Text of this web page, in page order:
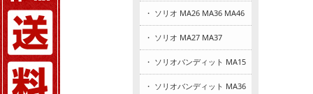
・ ソリオ MA26 MA36 MA46
・ ソリオ MA27 MA37
・ ソリオバンディット MA15
・ ソリオバンディット MA36